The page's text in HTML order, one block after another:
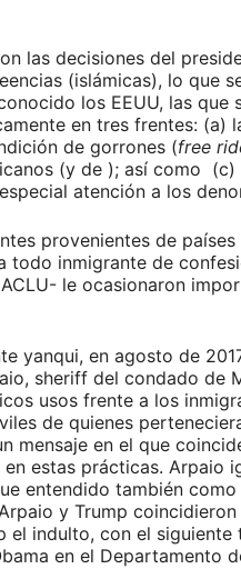
las decisiones del
(islámicas), lo que
los EEUU, las
en tres frentes: (a)
de gorrones (free
(y de ); así como
atención a los
provenientes de países
todo inmigrante de
le ocasionaron
yanqui, en agosto de
sheriff del condado de
usos frente a los
de quienes
mensaje en el que
estas prácticas. Arpaio
entendido también
y Trump
el indulto, con el siguiente
en el Departamento